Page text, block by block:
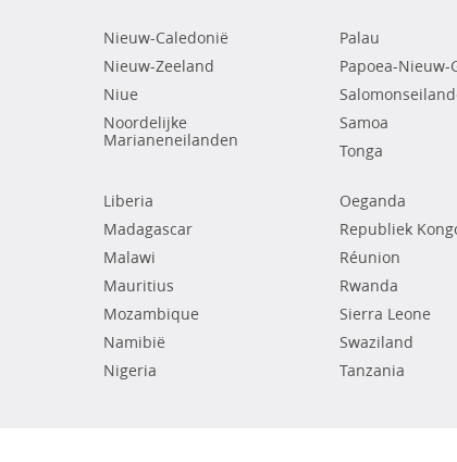
Nieuw-Caledonië
Nieuw-Zeeland
Niue
Noordelijke
Marianeneilanden
Palau
Papoea-Nieuw-
Samoa
Tonga
Liberia
Madagascar
Malawi
Mauritius
Mozambique
Namibië
Nigeria
Oeganda
Republiek
Réunion
Rwanda
Sierra Leone
Swaziland
Tanzania